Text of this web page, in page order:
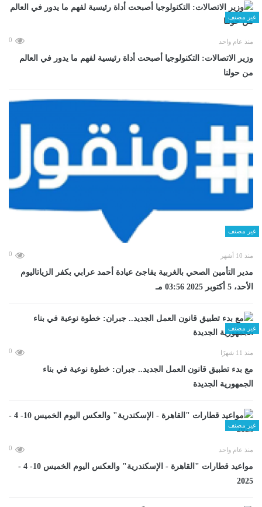
غير مصنف
منذ عام واحد 0
وزير الاتصالات: التكنولوجيا أصبحت أداة رئيسية لفهم ما يدور في العالم
من حولنا
غير مصنف
منذ 10 أشهر 0
مدير التأمين الصحي بالغربية يفاجئ عيادة أحمد عرابي بكفر الزياتاليوم
الأحد، 5 أكتوبر 2025 03:56 مـ
غير مصنف
منذ 11 شهرًا 0
مع بدء تطبيق قانون العمل الجديد.. جبران: خطوة نوعية في بناء
الجمهورية الجديدة
غير مصنف
منذ عام واحد 0
مواعيد قطارات "القاهرة - الإسكندرية" والعكس اليوم الخميس 10- 4 -
2025